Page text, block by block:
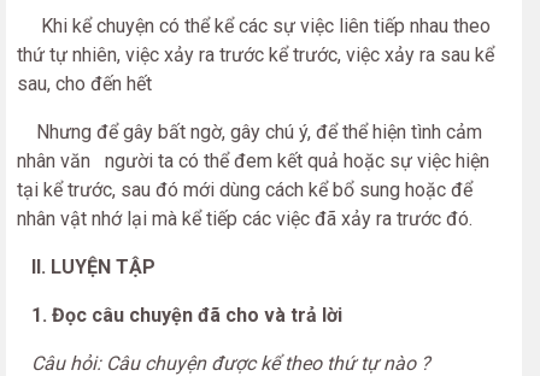
Khi kể chuyện có thể kể các sự việc liên tiếp nhau theo
thứ tự nhiên, việc xảy ra trước kể trước, việc xảy ra sau kể
sau, cho đến hết
Nhưng để gây bất ngờ, gây chú ý, để thể hiện tình cảm
nhân văn người ta có thể đem kết quả hoặc sự việc hiện
tại kể trước, sau đó mới dùng cách kể bổ sung hoặc để
nhân vật nhớ lại mà kể tiếp các việc đã xảy ra trước đó.
II. LUYỆN TẬP
1. Đọc câu chuyện đã cho và trả lời
Câu hỏi: Câu chuyện được kể theo thứ tự nào ?